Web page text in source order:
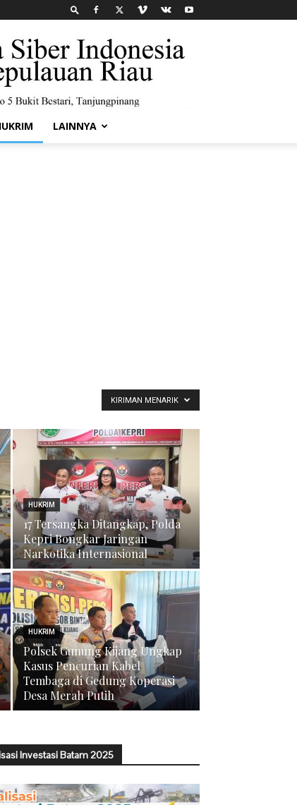
LAINNYA
KIRIMAN MENARIK
HUKRIM
17 Tersangka Ditangkap, Polda
Kepri Bongkar Jaringan
Narkotika Internasional
HUKRIM
Polsek Gunung Kijang Ungkap
Kasus Pencurian Kabel
Tembaga di Gedung Koperasi
Desa Merah Putih
Investasi Batam 2025